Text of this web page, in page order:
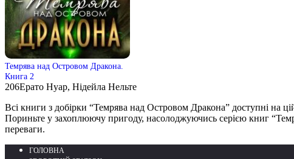
Темрява над Островом Дракона.
Книга 2
206Ерато Нуар, Нідейла Нельте
Всі книги з добірки “Темрява над Островом Дракона” доступні на
Пориньте у захоплюючу пригоду, насолоджуючись серією книг
переваги.
ГОЛОВНА